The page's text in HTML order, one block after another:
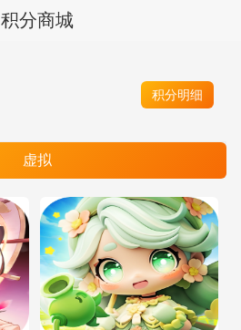
积分商城
积分明细
虚拟